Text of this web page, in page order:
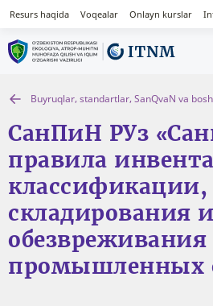
Resurs haqida Voqealar Onlayn kurslar
Buyruqlar, standartlar, SanQvaN va
СанПиН РУз
правила
классификации,
складирования и
обезвреживания
промышленных